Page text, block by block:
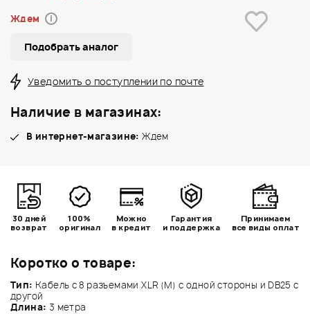
Коротко о товаре:
Тип: Кабель с 8 разъемами XLR (M) с одной стороны и DB25 с
другой
Длина: 3 метра
Ждем i
Подобрать аналог
Уведомить о поступлении по почте
Наличие в магазинах:
В интернет-магазине: Ждем
30 дней
возврат
100%
оригинал
Можно
в кредит
Гарантия
и поддержка
Принимаем
все виды оплат